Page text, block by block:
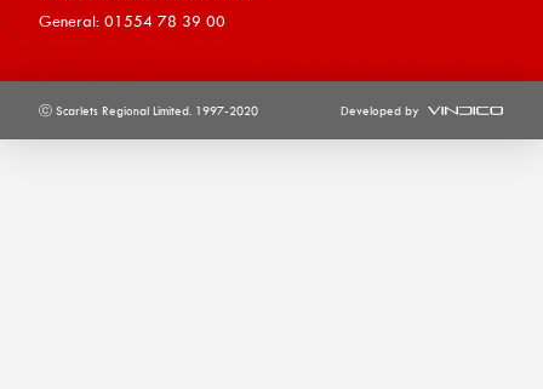
General: 01554 78 39 00
ⓒ Scarlets Regional Limited. 1997-2020 Developed by